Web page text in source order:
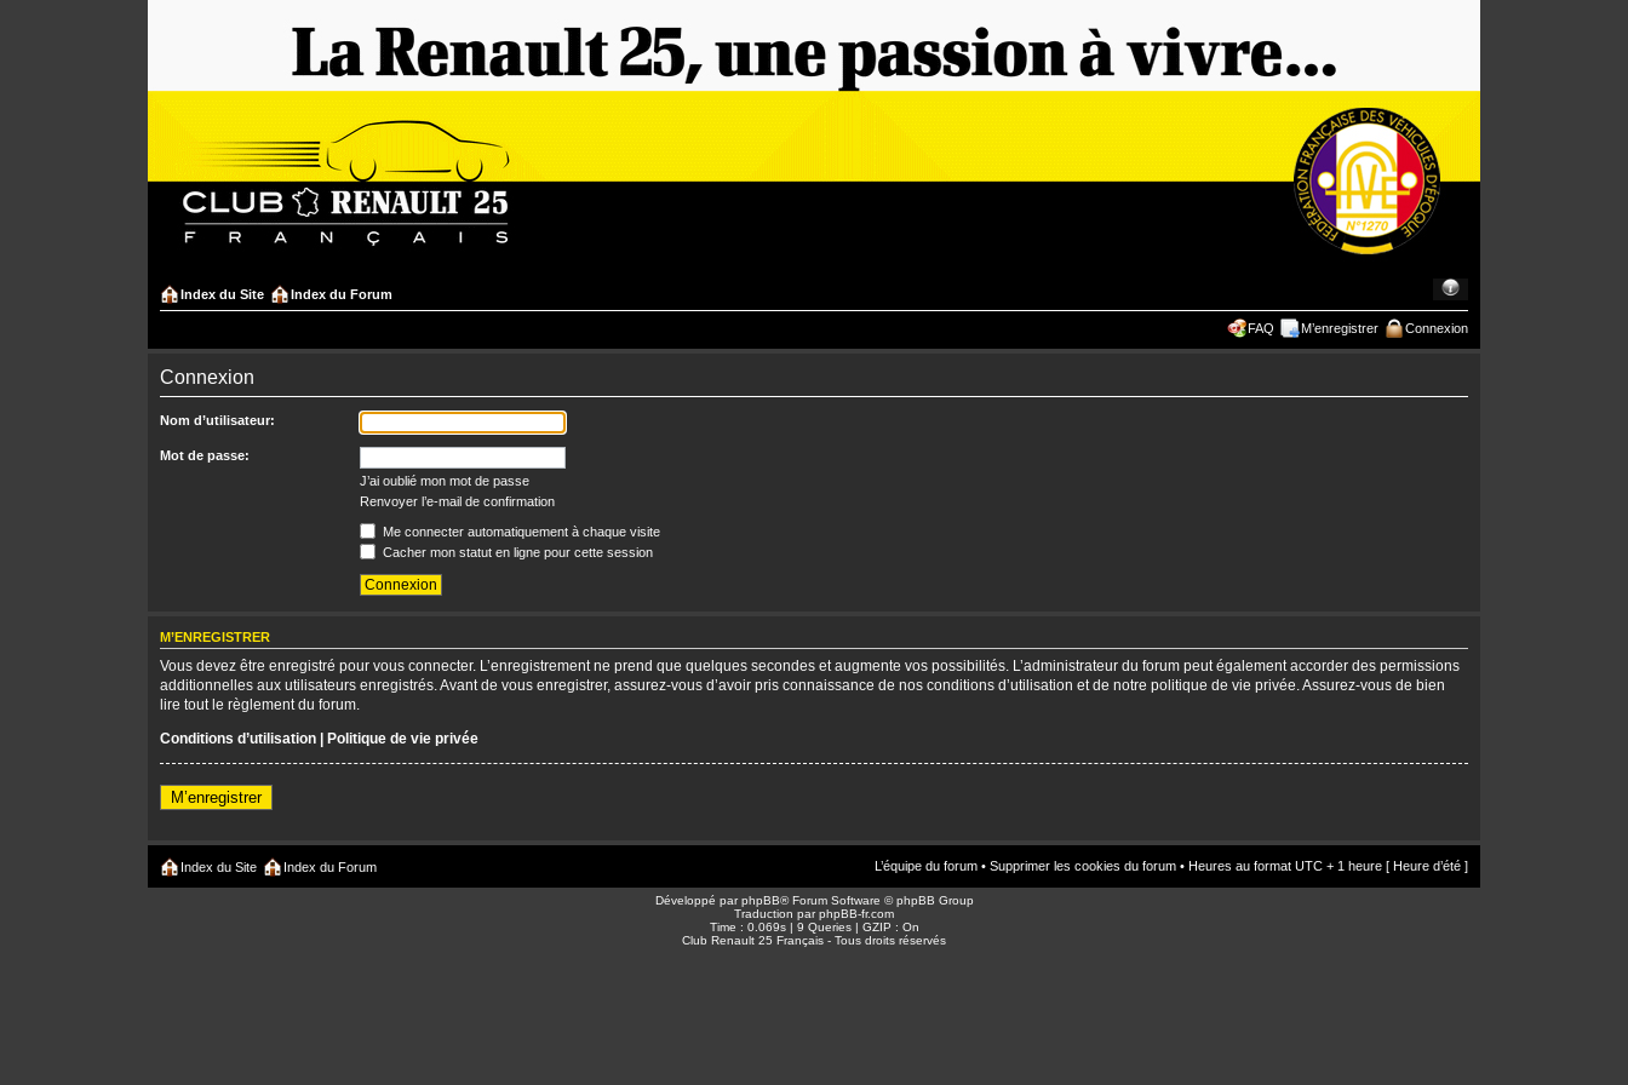
Index du Site Index du Forum
FAQ M’enregistrer Connexion
Connexion
Nom d’utilisateur:
Mot de passe:
J’ai oublié mon mot de passe
Renvoyer l’e-mail de confirmation
Me connecter automatiquement à chaque visite
Cacher mon statut en ligne pour cette session
M’ENREGISTRER
Vous devez être enregistré pour vous connecter. L’enregistrement ne prend que quelques secondes et augmente vos possibilités. L’administrateur du forum peut également accorder des permissions
additionnelles aux utilisateurs enregistrés. Avant de vous enregistrer, assurez-vous d’avoir pris connaissance de nos conditions d’utilisation et de notre politique de vie privée. Assurez-vous de bien
lire tout le règlement du forum.
Conditions d’utilisation | Politique de vie privée
M’enregistrer
Index du Site Index du Forum L’équipe du forum • Supprimer les cookies du forum • Heures au format UTC + 1 heure [ Heure d’été ]
Développé parphpBB® Forum Software © phpBB Group
Traduction parphpBB-fr.com
Time : 0.069s | 9 Queries | GZIP : On
Club Renault 25 Français - Tous droits réservés